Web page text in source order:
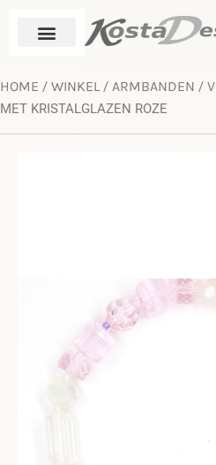
HOME / WINKEL/ ARMBANDEN /
MET KRISTALGLAZEN ROZE